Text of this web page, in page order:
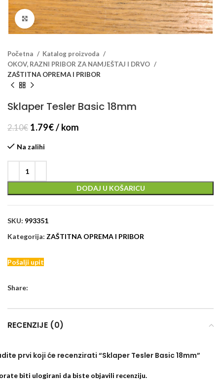
Klikni za veći prikaz
Početna
Katalog proizvoda
OKOV, RAZNI PRIBOR ZA NAMJEŠTAJ I DRVO
ZAŠTITNA OPREMA I PRIBOR
Sklaper Tesler Basic 18mm
2.10€ 1.79€/ kom
Na zalihi
DODAJ U KOŠARICU
SKU: 993351
Kategorija: ZAŠTITNA OPREMA I PRIBOR
Pošalji upit
Share:
RECENZIJE (0)
prvi koji će recenzirati “Sklaper Tesler Basic 18mm”
biti ulogirani da biste objavili recenziju.